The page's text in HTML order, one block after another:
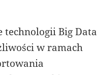
Big Data
w ramach